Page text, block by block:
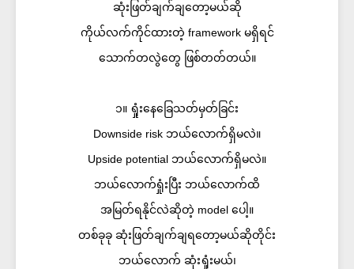
ဆုံးဖြတ်ချက်ချတော့မယ်ဆို
ကိုယ်လက်ကိုင်ထားတဲ့ framework မရှိရင်
သောက်တလွဲတွေ ဖြစ်တတ်တယ်။
၁။ ရှုံးနေခြေသတ်မှတ်ခြင်း
Downside risk ဘယ်လောက်ရှိမလဲ။
Upside potential ဘယ်လောက်ရှိမလဲ။
ဘယ်လောက်ရှုံးပြီး ဘယ်လောက်ထိ
အမြတ်ရနိုင်လဲဆိုတဲ့ model ပေါ့။
တစ်ခုခု ဆုံးဖြတ်ချက်ချရတော့မယ်ဆိုတိုင်း
ဘယ်လောက် ဆုံးရှုံးမယ်၊